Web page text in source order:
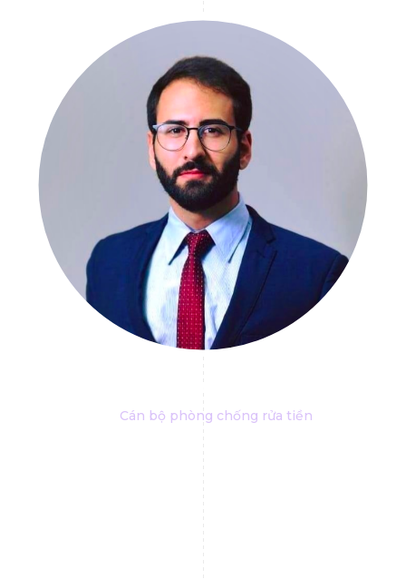
Cán bộ phòng chống rửa tiền